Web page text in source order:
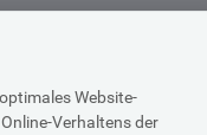
Website-
Verhaltens der
Info & Sicherheit
Suche